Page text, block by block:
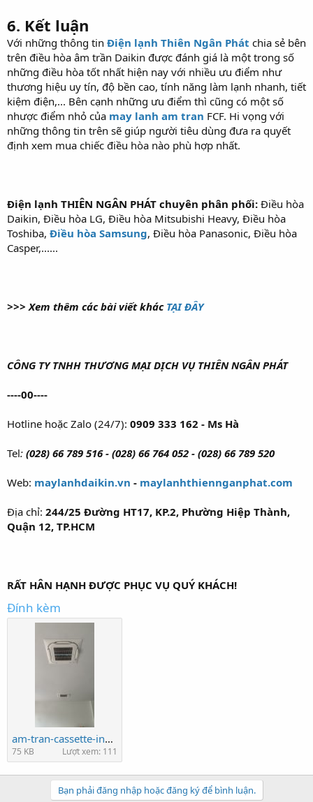
6. Kết luận
Với những thông tin Điện lạnh Thiên Ngân Phát chia sẻ bên
trên điều hòa âm trần Daikin được đánh giá là một trong số
những điều hòa tốt nhất hiện nay với nhiều ưu điểm như
thương hiệu uy tín, độ bền cao, tính năng làm lạnh nhanh, tiết
kiệm điện,... Bên cạnh những ưu điểm thì cũng có một số
nhược điểm nhỏ của may lanh am tran FCF. Hi vọng với
những thông tin trên sẽ giúp người tiêu dùng đưa ra quyết
định xem mua chiếc điều hòa nào phù hợp nhất.
Điện lạnh THIÊN NGÂN PHÁT chuyên phân phối: Điều hòa
Daikin, Điều hòa LG, Điều hòa Mitsubishi Heavy, Điều hòa
Toshiba, Điều hòa Samsung, Điều hòa Panasonic, Điều hòa
Casper,......
>>> Xem thêm các bài viết khác TẠI ĐÂY
CÔNG TY TNHH THƯƠNG MẠI DỊCH VỤ THIÊN NGÂN PHÁT
----00----
Hotline hoặc Zalo (24/7): 0909 333 162 - Ms Hà
Tel: (028) 66 789 516 - (028) 66 764 052 - (028) 66 789 520
Web: maylanhdaikin.vn - maylanhthiennganphat.com
Địa chỉ: 244/25 Đường HT17, KP.2, Phường Hiệp Thành,
Quận 12, TP.HCM
RẤT HÂN HẠNH ĐƯỢC PHỤC VỤ QUÝ KHÁCH!
Đính kèm
am-tran-cassette-inverter.jpg
75 KB Lượt xem: 111
Bạn phải đăng nhập hoặc đăng ký để bình luận.